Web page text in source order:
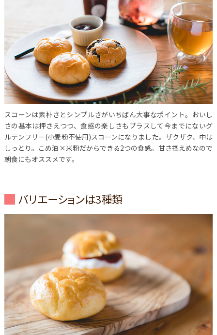
スコーンは素朴さとシンプルさがいちばん大事なポイント。おいし
さの基本は押さえつつ、食感の楽しさもプラスして今までにないグ
ルテンフリー(小麦粉不使用)スコーンになりました。ザクザク、中は
しっとり。こめ油×米粉だからできる2つの食感。甘さ控えめなので
朝食にもオススメです。
バリエーションは3種類